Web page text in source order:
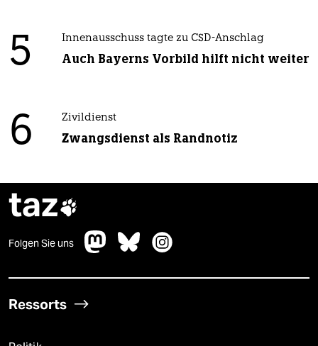
5 Innenausschuss tagte zu CSD-Anschlag
Auch Bayerns Vorbild hilft nicht weiter
6 Zivildienst
Zwangsdienst als Randnotiz
taz
Folgen Sie uns
Ressorts